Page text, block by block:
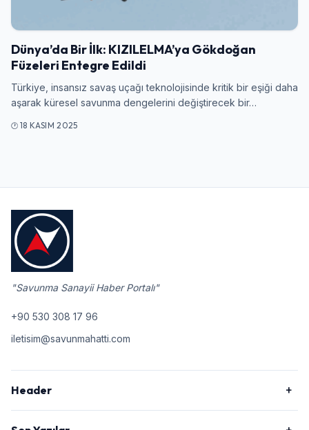
Dünya’da Bir İlk: KIZILELMA’ya Gökdoğan
Füzeleri Entegre Edildi
Türkiye, insansız savaş uçağı teknolojisinde kritik bir eşiği daha
aşarak küresel savunma dengelerini değiştirecek bir…
18 KASIM 2025
"Savunma Sanayii Haber Portalı"
+90 530 308 17 96
iletisim@savunmahatti.com
Header